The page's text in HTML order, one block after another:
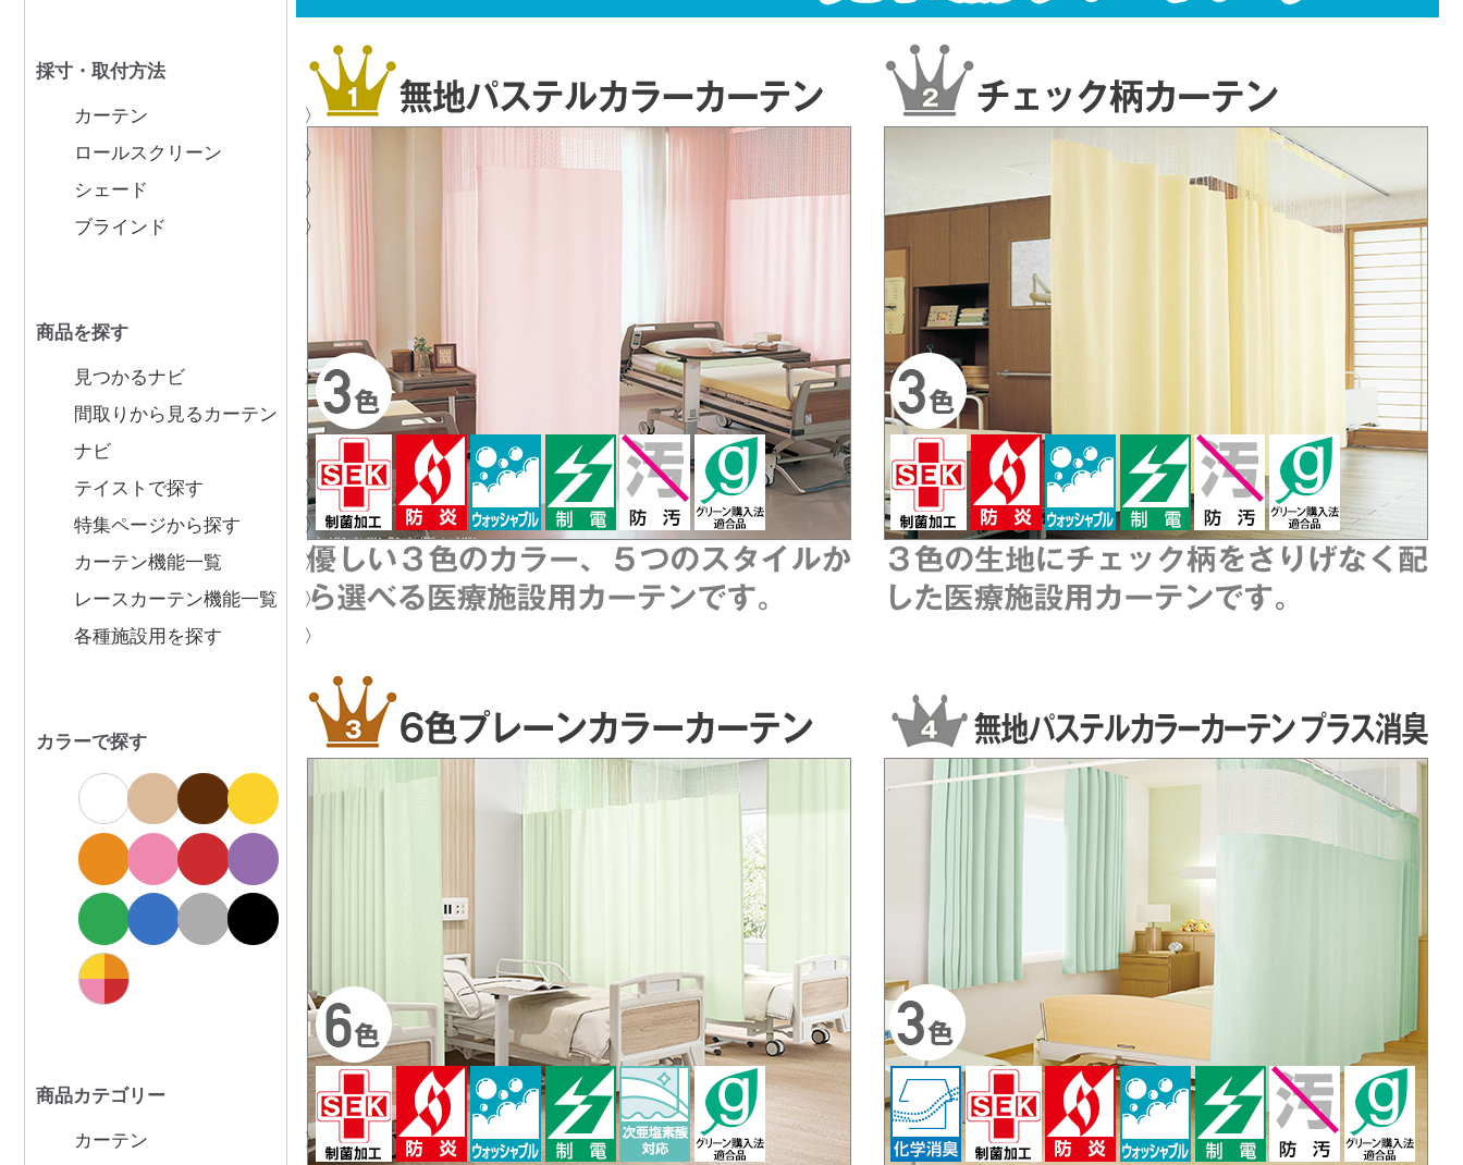
採寸・取付方法
カーテン
ロールスクリーン
シェード
ブラインド
商品を探す
見つかるナビ
間取りから見るカーテン
ナビ
テイストで探す
特集ページから探す
カーテン機能一覧
レースカーテン機能一覧
各種施設用を探す
カラーで探す
商品カテゴリー
カーテン